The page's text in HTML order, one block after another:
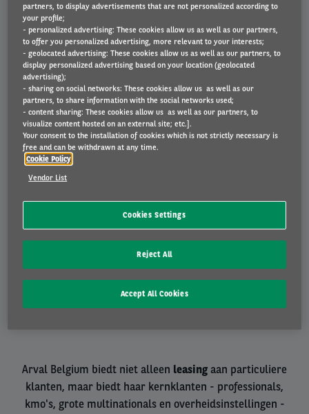
Mobility Management
Van auto naar mobieler met Arval
Tweedehands
Brede selectie van snel beschikbare wagens
Arval Belgium biedt niet alleen leasing aan particuliere
klanten, maar biedt haar kernklanten - professionals,
kmo's, grote multinationals en overheidsinstellingen -
partners, to display advertisements that are not personalized according to
your profile;
- personalized advertising: These cookies allow us as well as our partners,
to offer you personalized advertising, more relevant to your interests;
- geolocated advertising: These cookies allow us as well as our partners, to
display personalized advertising based on your location (geolocated
advertising);
- sharing on social networks: These cookies allow us as well as our
partners, to share information with the social networks used;
- content sharing: These cookies allow us as well as our partners, to
visualize content hosted on an external site; etc.].
Your consent to the installation of cookies which is not strictly necessary is
free and can be withdrawn at any time.
Cookie Policy
Vendor List
Cookies Settings
Reject All
Accept All Cookies